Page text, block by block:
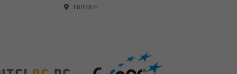
ПЛЕВЕН